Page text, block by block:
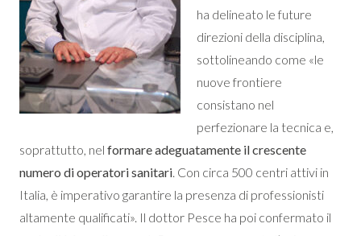
ha delineato le future
direzioni della disciplina,
sottolineando come «le
nuove frontiere
consistano nel
perfezionare la tecnica e,
soprattutto, nel formare adeguatamente il crescente
numero di operatori sanitari . Con circa 500 centri attivi in
Italia, è imperativo garantire la presenza di professionisti
altamente qualificati». Il dottor Pesce ha poi confermato il